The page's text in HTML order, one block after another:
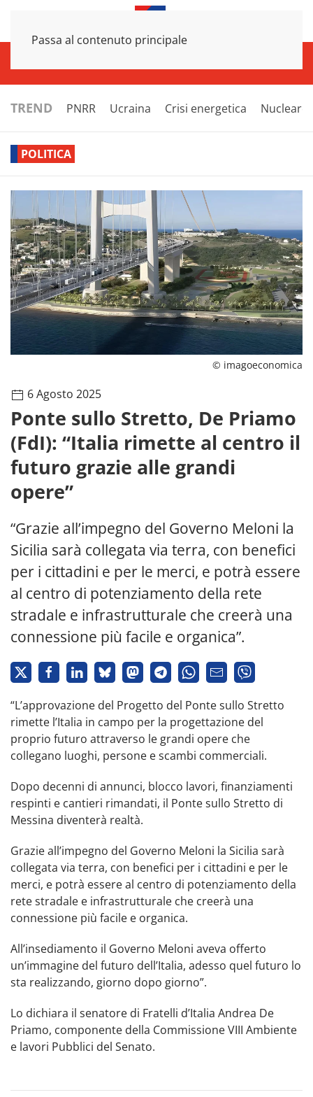
Passa al contenuto principale
TREND PNRR Ucraina Crisi energetica Nucleare
POLITICA
© imagoeconomica
6 Agosto 2025
Ponte sullo Stretto, De Priamo
(FdI): “Italia rimette al centro il
futuro grazie alle grandi
opere”
“Grazie all’impegno del Governo Meloni la
Sicilia sarà collegata via terra, con benefici
per i cittadini e per le merci, e potrà essere
al centro di potenziamento della rete
stradale e infrastrutturale che creerà una
connessione più facile e organica”.
“L’approvazione del Progetto del Ponte sullo Stretto
rimette l’Italia in campo per la progettazione del
proprio futuro attraverso le grandi opere che
collegano luoghi, persone e scambi commerciali.
Dopo decenni di annunci, blocco lavori, finanziamenti
respinti e cantieri rimandati, il Ponte sullo Stretto di
Messina diventerà realtà.
Grazie all’impegno del Governo Meloni la Sicilia sarà
collegata via terra, con benefici per i cittadini e per le
merci, e potrà essere al centro di potenziamento della
rete stradale e infrastrutturale che creerà una
connessione più facile e organica.
All’insediamento il Governo Meloni aveva offerto
un’immagine del futuro dell’Italia, adesso quel futuro lo
sta realizzando, giorno dopo giorno”.
Lo dichiara il senatore di Fratelli d’Italia Andrea De
Priamo, componente della Commissione VIII Ambiente
e lavori Pubblici del Senato.